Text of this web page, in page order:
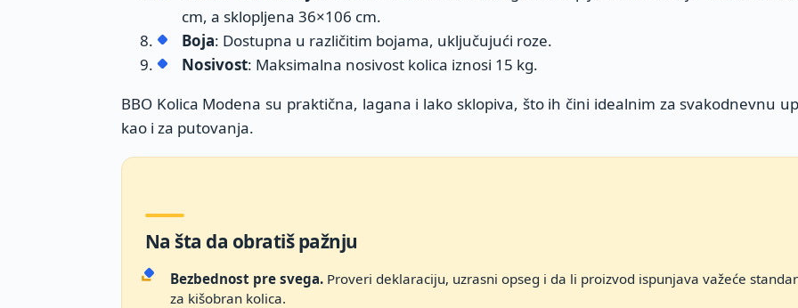
cm, a sklopljena 36×106 cm.
Boja: Dostupna u različitim bojama, uključujući roze.
Nosivost: Maksimalna nosivost kolica iznosi 15 kg.
BBO Kolica Modena su praktična, lagana i lako sklopiva, što ih čini idealnim za svakodnevnu
kao i za putovanja.
Na šta da obratiš pažnju
Bezbednost pre svega. Proveri deklaraciju, uzrasni opseg i da li proizvod ispunjava važeće
za kišobran kolica.